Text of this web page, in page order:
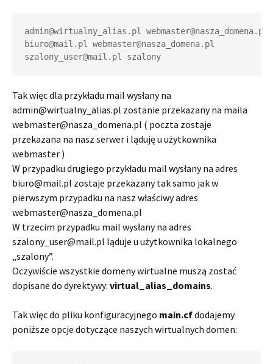
admin@wirtualny_alias.pl webmaster@nasza_domena.pl
biuro@mail.pl webmaster@nasza_domena.pl
szalony_user@mail.pl szalony
Tak więc dla przykładu mail wysłany na
admin@wirtualny_alias.pl zostanie przekazany na maila
webmaster@nasza_domena.pl ( poczta zostaje
przekazana na nasz serwer i ląduję u użytkownika
webmaster )
W przypadku drugiego przykładu mail wysłany na adres
biuro@mail.pl zostaje przekazany tak samo jak w
pierwszym przypadku na nasz właściwy adres
webmaster@nasza_domena.pl
W trzecim przypadku mail wysłany na adres
szalony_user@mail.pl ląduje u użytkownika lokalnego
„szalony”.
Oczywiście wszystkie domeny wirtualne muszą zostać
dopisane do dyrektywy: virtual_alias_domains.
Tak więc do pliku konfiguracyjnego main.cfdodajemy
poniższe opcje dotyczące naszych wirtualnych domen: